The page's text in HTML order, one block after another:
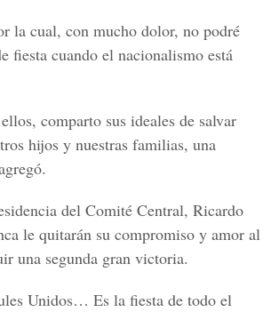
la cual, con mucho dolor, no podré
fiesta cuando el nacionalismo está
comparto sus ideales de salvar
hijos y nuestras familias, una
del Comité Central, Ricardo
le quitarán su compromiso y amor al
una segunda gran victoria.
Unidos… Es la fiesta de todo el